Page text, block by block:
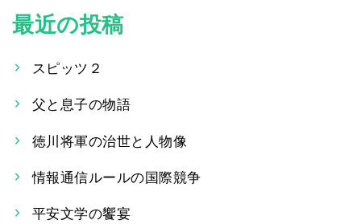
稿
ビ
ゲ
ー
シ
ョ
最近の投稿
スピッツ２
父と息子の物語
徳川将軍の治世と人物像
情報通信ルールの国際競争
平安文学の饗宴